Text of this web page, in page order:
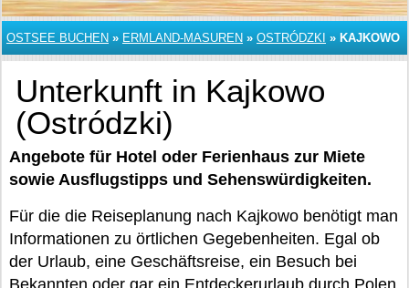
OSTSEE BUCHEN » ERMLAND-MASUREN » OSTRÓDZKI » KAJKOWO
Unterkunft in Kajkowo
(Ostródzki)
Angebote für Hotel oder Ferienhaus zur Miete
sowie Ausflugstipps und Sehenswürdigkeiten.
Für die die Reiseplanung nach Kajkowo benötigt man
Informationen zu örtlichen Gegebenheiten. Egal ob
der Urlaub, eine Geschäftsreise, ein Besuch bei
Bekannten oder gar ein Entdeckerurlaub durch Polen